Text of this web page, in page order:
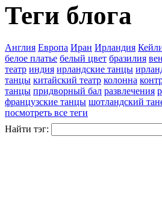
Теги блога
Англия Европа Иран Ирландия
белое платье белый цвет бразилия
театр индия ирландские танцы
танцы китайский театр колонна
танцы придворный бал развлечения
французские танцы шотландский
посмотреть все теги
Найти тэг: